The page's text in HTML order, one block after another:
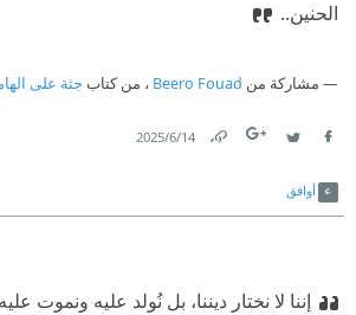
الحنين..
مشاركة من Beero Fouad ، من كتاب جثة على
14‏/6‏/2025
أوافق
إننا لا نختار ديننا، بل نُولد عليه ونموت